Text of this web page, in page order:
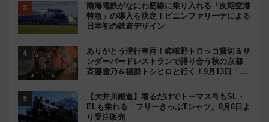
南海電鉄がなにわ筋線に乗り入れる「次期空港
特急」の導入を決定！ピニンファリーナによる
日本初の鉄道デザイン
ありがとう現行車両！嵯峨野トロッコ貸切＆サ
ンダーバードレストランで語り合う秋の京都
斉藤雪乃＆福原トシヒロと行く！9月13日「京
【大井川鐵道】着るだけでトーマス号もSL・
ELも乗れる「フリーきっぷTシャツ」8月6日よ
り受注販売